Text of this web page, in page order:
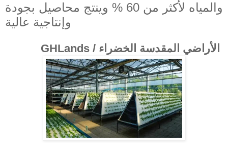
والمياه لأكثر من 60 % وينتج محاصيل بجودة
وإنتاجية عالية
الأراضي المقدسة الخضراء / GHLands